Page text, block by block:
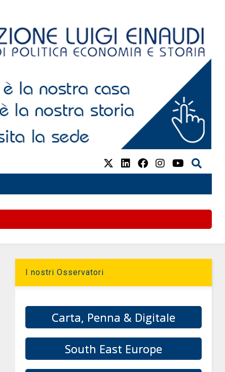
I nostri Osservatori
Carta, Penna & Digitale
South East Europe